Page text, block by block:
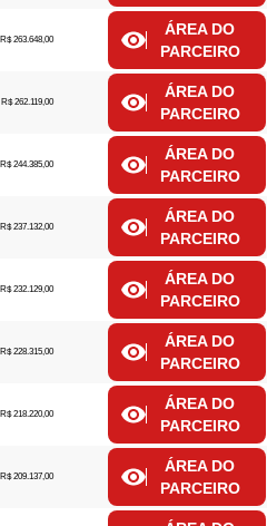
R$ 263.648,00
ÁREA DO
PARCEIRO
R$ 262.119,00
ÁREA DO
PARCEIRO
R$ 244.385,00
ÁREA DO
PARCEIRO
R$ 237.132,00
ÁREA DO
PARCEIRO
R$ 232.129,00
ÁREA DO
PARCEIRO
R$ 228.315,00
ÁREA DO
PARCEIRO
R$ 218.220,00
ÁREA DO
PARCEIRO
R$ 209.137,00
ÁREA DO
PARCEIRO